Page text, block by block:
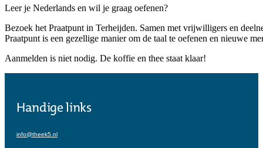
Handige links
info@theek5.nl